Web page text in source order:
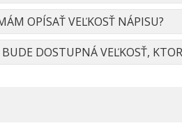
OPÍSAŤ VEĽKOSŤ NÁPISU?
BUDE DOSTUPNÁ VEĽKOSŤ,